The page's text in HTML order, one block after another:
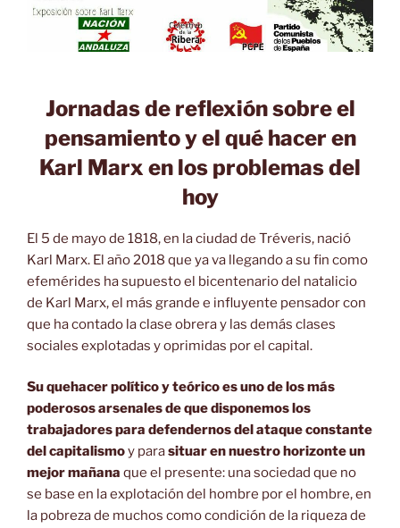
Jornadas de reflexión sobre el
pensamiento y el qué hacer en
Karl Marx en los problemas del
hoy
El 5 de mayo de 1818, en la ciudad de Tréveris, nació
Karl Marx. El año 2018 que ya va llegando a su fin como
efemérides ha supuesto el bicentenario del natalicio
de Karl Marx, el más grande e influyente pensador con
que ha contado la clase obrera y las demás clases
sociales explotadas y oprimidas por el capital.
Su quehacer político y teórico es uno de los más
poderosos arsenales de que disponemos los
trabajadores para defendernos del ataque constante
del capitalismoy parasituar en nuestro horizonte un
mejor mañana que el presente: una sociedad que no
se base en la explotación del hombre por el hombre, en
la pobreza de muchos como condición de la riqueza de